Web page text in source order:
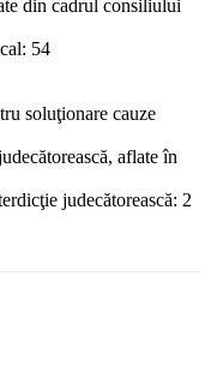
din cadrul consiliului
54
soluţionare cauze
aflate în
judecătorească: 2